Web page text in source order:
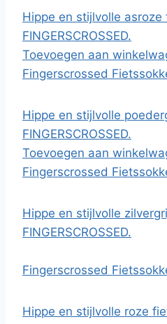
Hippe en stijlvolle asroze
FINGERSCROSSED.
Toevoegen aan
Fingerscrossed
Hippe en stijlvolle
FINGERSCROSSED.
Toevoegen aan
Fingerscrossed
Hippe en stijlvolle
FINGERSCROSSED.
Fingerscrossed
Hippe en stijlvolle roze